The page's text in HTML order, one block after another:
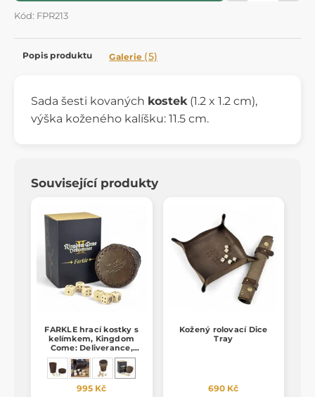
Kód: FPR213
Popis produktu Galerie (5)
Sada šesti kovaných kostek (1.2 x 1.2 cm),
výška koženého kalíšku: 11.5 cm.
Související produkty
FARKLE hrací kostky s
kelímkem, Kingdom
Come: Deliverance,
oficiální merch
995 Kč
Kožený rolovací Dice
Tray
690 Kč